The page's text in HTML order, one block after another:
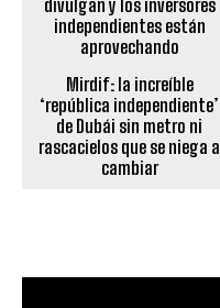
Mirdif: la increíble
‘república independiente’
de Dubái sin metro ni
rascacielos que se niega a
cambiar